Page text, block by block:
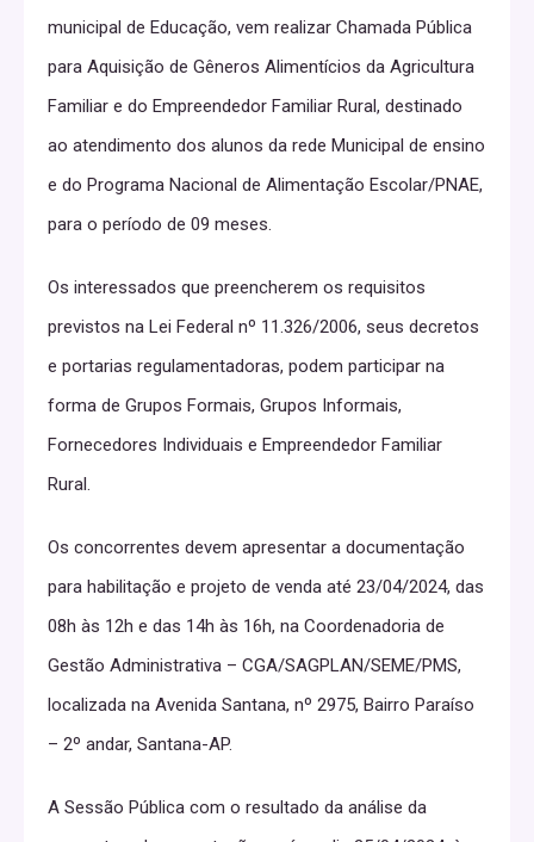
municipal de Educação, vem realizar Chamada Pública
para Aquisição de Gêneros Alimentícios da Agricultura
Familiar e do Empreendedor Familiar Rural, destinado
ao atendimento dos alunos da rede Municipal de ensino
e do Programa Nacional de Alimentação Escolar/PNAE,
para o período de 09 meses.
Os interessados que preencherem os requisitos
previstos na Lei Federal nº 11.326/2006, seus decretos
e portarias regulamentadoras, podem participar na
forma de Grupos Formais, Grupos Informais,
Fornecedores Individuais e Empreendedor Familiar
Rural.
Os concorrentes devem apresentar a documentação
para habilitação e projeto de venda até 23/04/2024, das
08h às 12h e das 14h às 16h, na Coordenadoria de
Gestão Administrativa – CGA/SAGPLAN/SEME/PMS,
localizada na Avenida Santana, nº 2975, Bairro Paraíso
– 2º andar, Santana-AP.
A Sessão Pública com o resultado da análise da